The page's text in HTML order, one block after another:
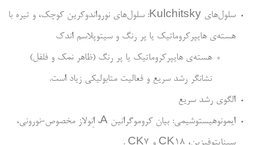
سلول­‌های Kulchitsky: سلول‌­های نورواندوکرین کوچک، و تیره با
هسته‌­ی هایپرکروماتیک یا پر رنگ و سیتوپلاسم اندک
هسته‌­ی هایپرکروماتیک یا پر رنگ (ظاهر نمک و فلفل)
نشانگر رشد سریع و فعالیت متابولیکی زیاد است.
الگوی رشد سریع
ایمونوهیستوشیمی: بیان کروموگرانین A، اِنولاز مخصوص-نورونی،
سیناپتوفیزین، CK18 و CK7 .